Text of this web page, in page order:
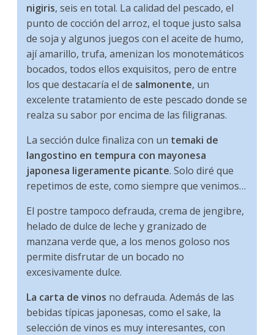
nigiris, seis en total. La calidad del pescado, el
punto de cocción del arroz, el toque justo salsa
de soja y algunos juegos con el aceite de humo,
ají amarillo, trufa, amenizan los monotemáticos
bocados, todos ellos exquisitos, pero de entre
los que destacaría el de salmonente, un
excelente tratamiento de este pescado donde se
realza su sabor por encima de las filigranas.
La sección dulce finaliza con un temaki de
langostino en tempura con mayonesa
japonesa ligeramente picante. Solo diré que
repetimos de este, como siempre que venimos…
El postre tampoco defrauda, crema de jengibre,
helado de dulce de leche y granizado de
manzana verde que, a los menos goloso nos
permite disfrutar de un bocado no
excesivamente dulce.
La carta de vinos no defrauda. Además de las
bebidas típicas japonesas, como el sake, la
selección de vinos es muy interesantes, con